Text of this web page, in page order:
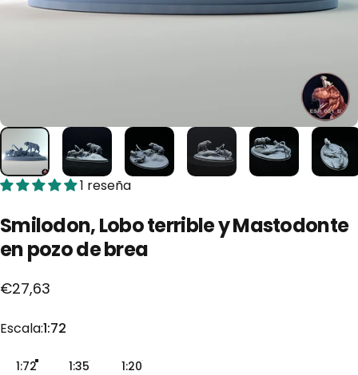
1 reseña
Smilodon,LoboterribleyMastodonte
enpozodebrea
€27,63
Escala
Escala:1:72
1:72 1:35 1:20